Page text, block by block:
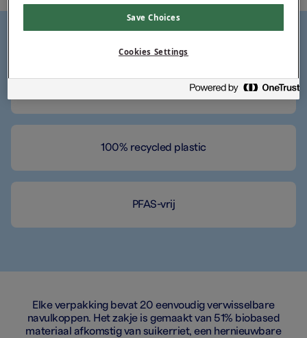
Eenvoudig vervangbare flosskoppen voor Jordan
100% recycled plastic
PFAS-vrij
Elke verpakking bevat 20 eenvoudig verwisselbare
navulkoppen. Het zakje is gemaakt van 51% biobased
materiaal afkomstig van suikerriet, een hernieuwbare
Save Choices
Cookies Settings